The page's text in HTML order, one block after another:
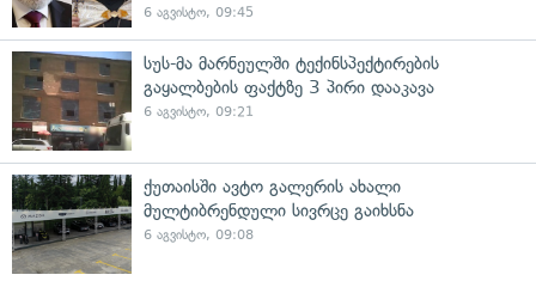
6 აგვისტო, 09:45
სუს-მა მარნეულში ტექინსპექტირების
გაყალბების ფაქტზე 3 პირი დააკავა
6 აგვისტო, 09:21
ქუთაისში ავტო გალერის ახალი
მულტიბრენდული სივრცე გაიხსნა
6 აგვისტო, 09:08